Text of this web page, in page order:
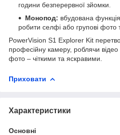
години безперервної зйомки.
Монопод: вбудована
робити селфі або групові
PowerVision S1 Explorer Kit
професійну камеру, роблячи
фото – чіткими та яскравими.
Приховати
Характеристики
Основні